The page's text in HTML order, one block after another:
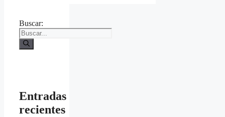
Buscar:
Entradas
recientes